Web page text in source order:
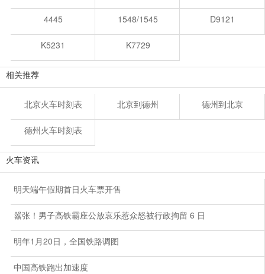
4445 1548/1545 D9121
K5231 K7729
相关推荐
北京火车时刻表 北京到德州 德州到北京
德州火车时刻表
火车资讯
明天端午假期首日火车票开售
嚣张！男子高铁霸座公放哀乐惹众怒被行政拘留 6 日
明年1月20日，全国铁路调图
中国高铁跑出加速度